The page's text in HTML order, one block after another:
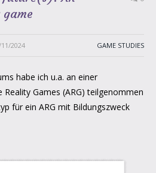
2024 GAME STUDIES
habe ich u.a. an einer
Games (ARG) teilgenommen
für ein ARG mit Bildungszweck